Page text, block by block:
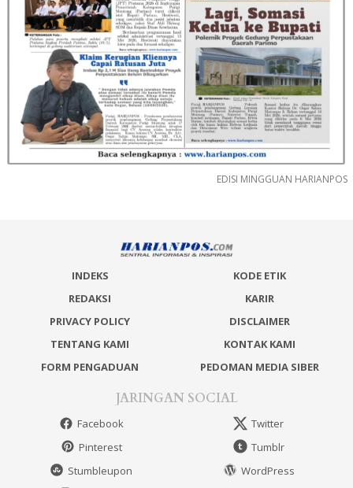
EDISI MINGGUAN HARIANPOS
INDEKS
KODE ETIK
REDAKSI
KARIR
PRIVACY POLICY
DISCLAIMER
TENTANG KAMI
KONTAK KAMI
FORM PENGADUAN
PEDOMAN MEDIA SIBER
JARINGAN SOCIAL
Facebook
Twitter
Pinterest
Tumblr
Stumbleupon
WordPress